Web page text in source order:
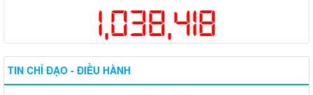
1,038,418
TIN CHỈ ĐẠO - ĐIỀU HÀNH